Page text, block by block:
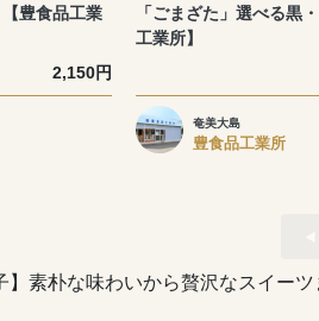
豊食品工業
2,150円
「ごまざた」選べる黒
工業所】
奄美大島
豊食品工業所
】素朴な味わいから贅沢なスイー